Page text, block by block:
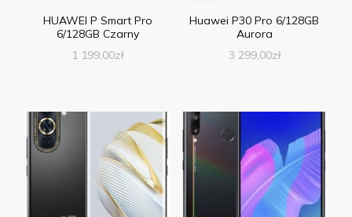
HUAWEI P Smart Pro
6/128GB Czarny
1 199,00zł
Huawei P30 Pro 6/128GB
Aurora
3 299,00zł